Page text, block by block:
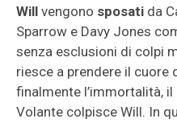
Will vengono sposati da
Sparrow e Davy Jones
senza esclusioni di colpi
riesce a prendere il cuore
finalmente l’immortalità, il
Volante colpisce Will. In